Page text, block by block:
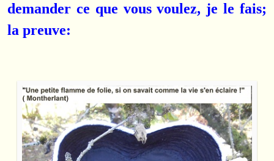
demander ce que vous voulez, je le fais;
la preuve: